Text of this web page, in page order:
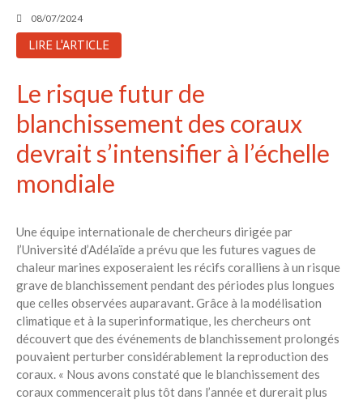
08/07/2024
LIRE L'ARTICLE
Le risque futur de
blanchissement des coraux
devrait s’intensifier à l’échelle
mondiale
Une équipe internationale de chercheurs dirigée par
l’Université d’Adélaïde a prévu que les futures vagues de
chaleur marines exposeraient les récifs coralliens à un risque
grave de blanchissement pendant des périodes plus longues
que celles observées auparavant. Grâce à la modélisation
climatique et à la superinformatique, les chercheurs ont
découvert que des événements de blanchissement prolongés
pouvaient perturber considérablement la reproduction des
coraux. « Nous avons constaté que le blanchissement des
coraux commencerait plus tôt dans l’année et durerait plus